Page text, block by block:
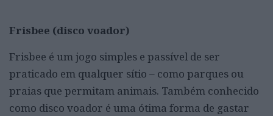
Frisbee (disco voador)
Frisbee é um jogo simples e passível de ser
praticado em qualquer sítio – como parques ou
praias que permitam animais. Também conhecido
como disco voador é uma ótima forma de gastar